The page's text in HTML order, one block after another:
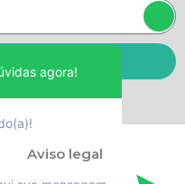
Aviso legal
agora!